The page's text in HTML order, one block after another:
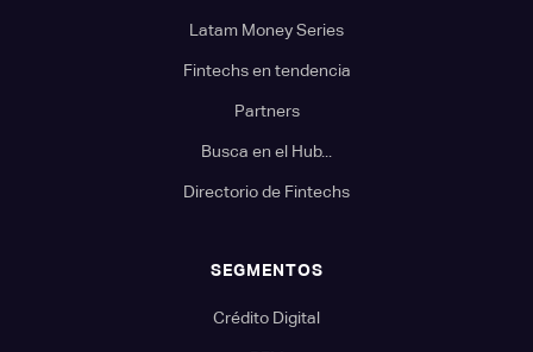
Latam Money Series
Fintechs en tendencia
Partners
Busca en el Hub...
Directorio de Fintechs
SEGMENTOS
Crédito Digital